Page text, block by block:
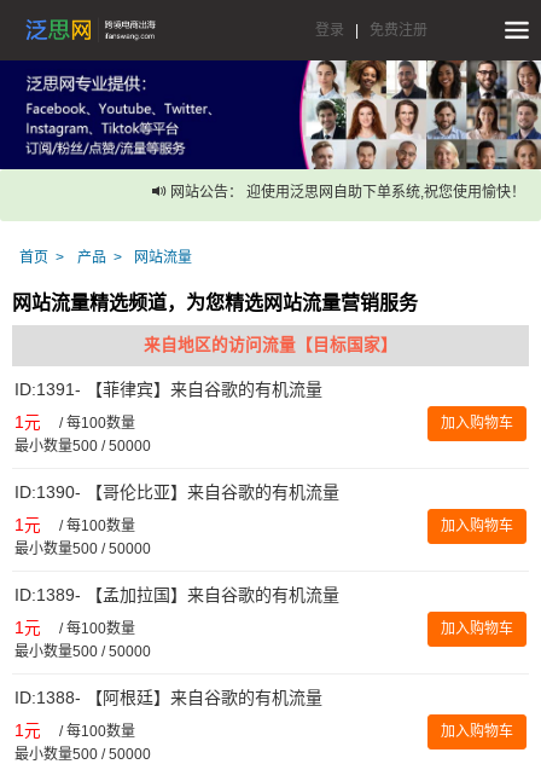
登录 免费注册
网站公告： 迎使用泛思网自助下单系统,祝您使用愉快！
首页 产品 网站流量
网站流量精选频道，为您精选网站流量营销服务
来自地区的访问流量【目标国家】
ID:1391- 【菲律宾】来自谷歌的有机流量
1元 /每100数量
最小数量500 / 50000
加入购物车
ID:1390- 【哥伦比亚】来自谷歌的有机流量
1元 /每100数量
最小数量500 / 50000
加入购物车
ID:1389- 【孟加拉国】来自谷歌的有机流量
1元 /每100数量
最小数量500 / 50000
加入购物车
ID:1388- 【阿根廷】来自谷歌的有机流量
1元 /每100数量
最小数量500 / 50000
加入购物车